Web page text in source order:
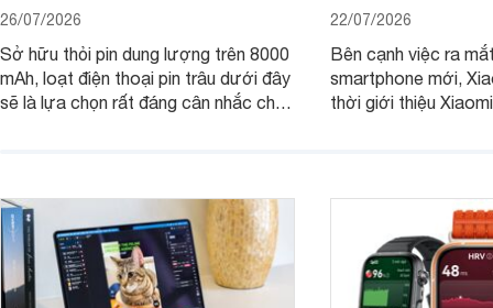
26/07/2026
Sở hữu thỏi pin dung lượng trên 8000
mAh, loạt điện thoại pin trâu dưới đây
sẽ là lựa chọn rất đáng cân nhắc cho
22/07/2026
Bên cạnh việc ra
smartphone mới,
thời giới thiệu